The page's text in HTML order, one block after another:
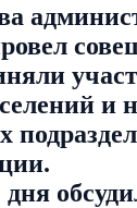
и
дня